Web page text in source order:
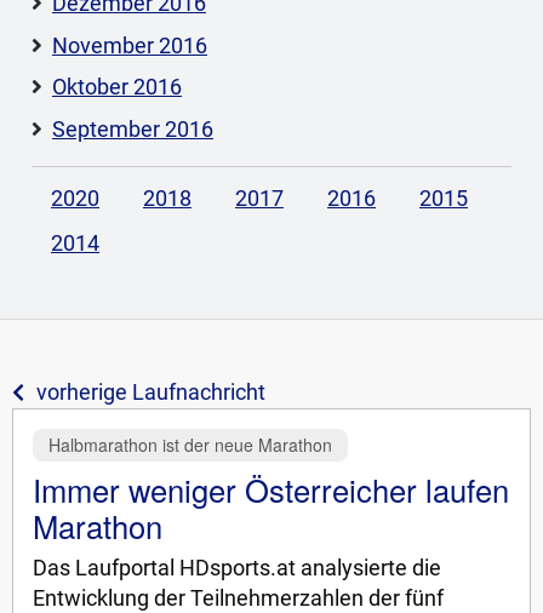
November 2016
Oktober 2016
September 2016
2020 2018 2017 2016
2015
2014
vorherige Laufnachricht
Halbmarathon ist der neue Marathon
Immer weniger Österreicher laufen
Marathon
Das Laufportal HDsports.at analysierte die
Entwicklung der Teilnehmerzahlen der fünf